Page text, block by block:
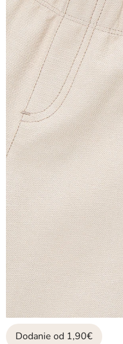
Dodanie od 1,90€